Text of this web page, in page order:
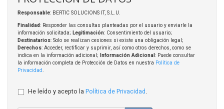
Responsable: BERTIC SOLUCIONS IT, S.L.U.
Finalidad: Responder las consultas planteadas por el usuario y enviarle la
información solicitada; Legitimación: Consentimiento del usuario;
Destinatarios: Solo se realizan cesiones si existe una obligación legal;
Derechos: Acceder, rectificar y suprimir, así como otros derechos, como se
indica en la información adicional;
Información Adicional : Puede consultar
la información completa de Protección de Datos en nuestra Política de
Privacidad
He leído y acepto la Política de Privacidad